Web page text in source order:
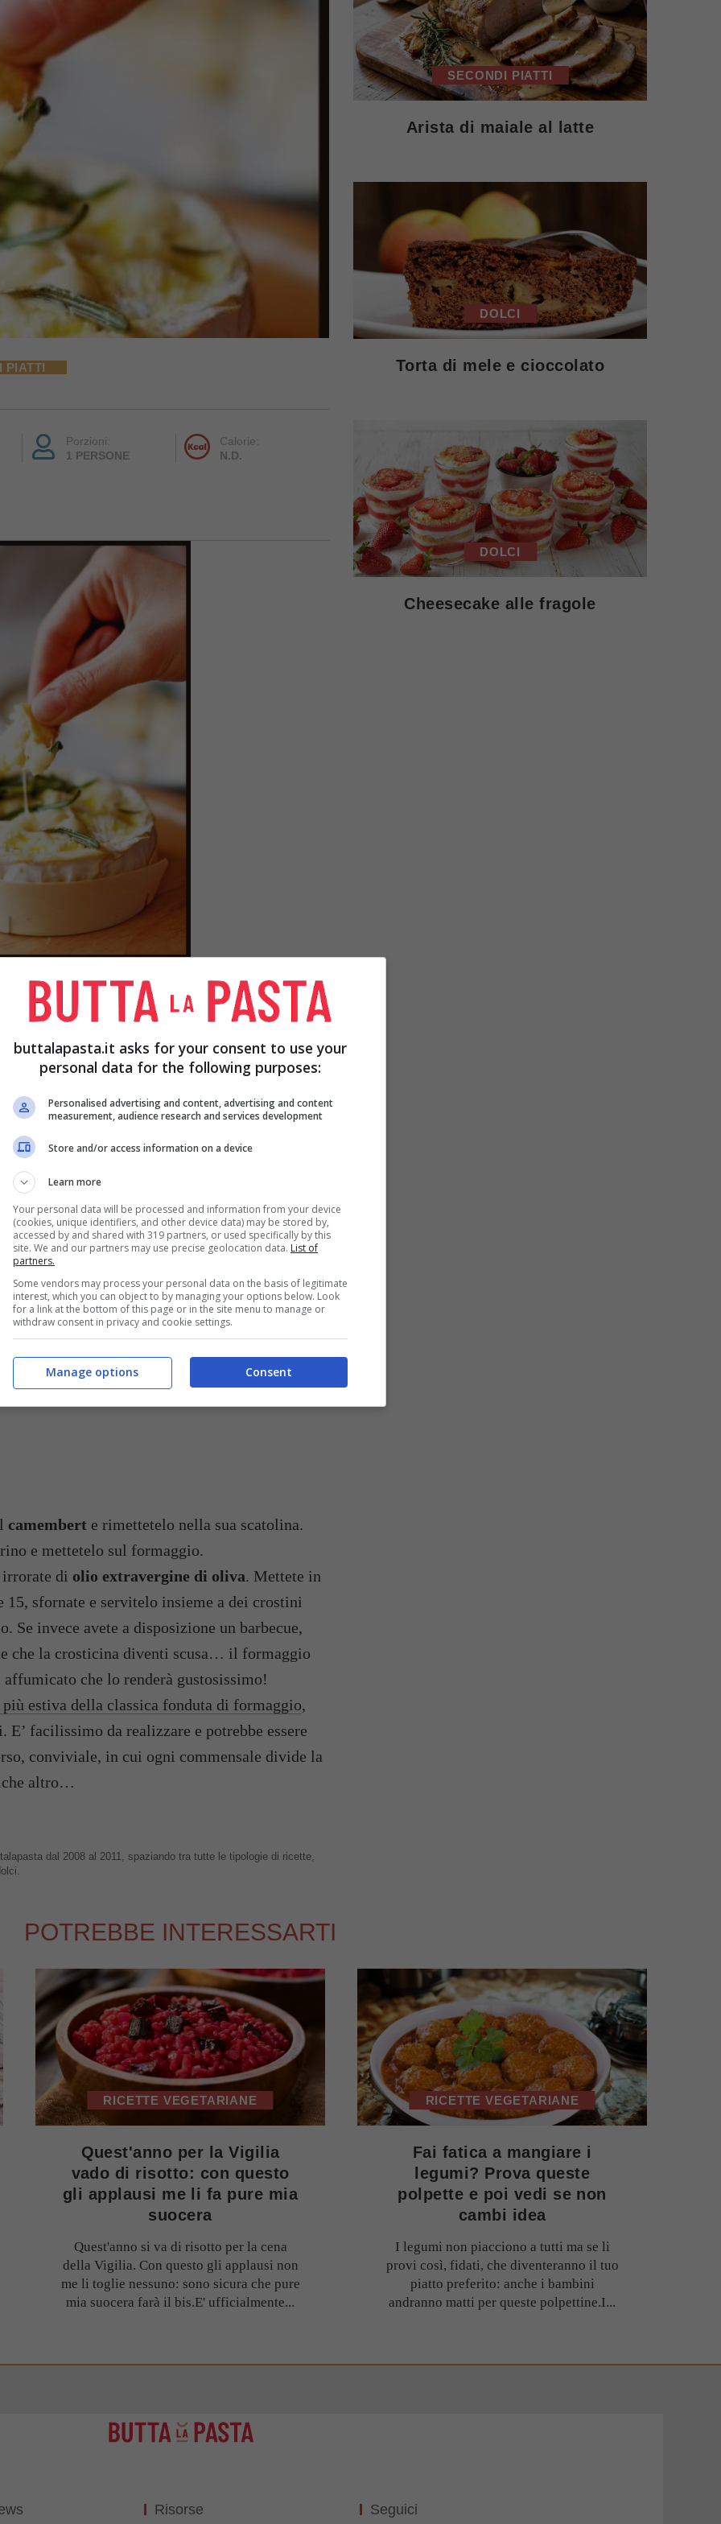
PIATTI
Porzioni:
1 PERSONE
Calorie:
N.D.
non deve affatto farvi pensare all’inverno e alla
del formaggio fuso, da preparare sul barbecue
sapore di affumicato che dichiara finalmente
è anche giunto il momento di pulire il
tutti insieme, proponendo oltre ai soliti
vegetariane
di casa vostra, ma non sarà la stessa cosa.
OLIO E.V.O.
PEPE NERO IN
GRANI
camembert e rimettetelo nella sua scatolina.
e mettetelo sul formaggio.
irrorate di olio extravergine di oliva. Mettete in
sfornate e servitelo insieme a dei crostini
Se invece avete a disposizione un barbecue,
che la crosticina diventi scusa… il formaggio
che lo renderà gustosissimo!
estiva della classica fonduta di formaggio,
facilissimo da realizzare e potrebbe essere
conviviale, in cui ogni commensale divide la
altro…
dal 2008 al 2011, spaziando tra tutte le tipologie di ricette,
SECONDI PIATTI
Arista di maiale al latte
DOLCI
Torta di mele e cioccolato
DOLCI
Cheesecake alle fragole
POTREBBE INTERESSARTI
RICETTE VEGETARIANE
Quest'anno per la Vigilia
vado di risotto: con questo
gli applausi me li fa pure mia
suocera
Quest'anno si va di risotto per la cena
della Vigilia. Con questo gli applausi non
me li toglie nessuno: sono sicura che pure
mia suocera farà il bis.E' ufficialmente...
RICETTE VEGETARIANE
Fai fatica a mangiare i
legumi? Prova queste
polpette e poi vedi se non
cambi idea
I legumi non piacciono a tutti ma se li
provi così, fidati, che diventeranno il tuo
piatto preferito: anche i bambini
andranno matti per queste polpettine.I...
Risorse Seguici
buttalapasta.it asks for your consent to use your
personal data for the following purposes:
Personalised advertising and content, advertising and content
measurement, audience research and services development
Store and/or access information on a device
Learn more
Your personal data will be processed and information from your device
(cookies, unique identifiers, and other device data) may be stored by,
accessed by and shared with 319 partners, or used specifically by this
site. We and our partners may use precise geolocation data. List of
partners.
Some vendors may process your personal data on the basis of legitimate
interest, which you can object to by managing your options below. Look
for a link at the bottom of this page or in the site menu to manage or
withdraw consent in privacy and cookie settings.
Consent
Manage options